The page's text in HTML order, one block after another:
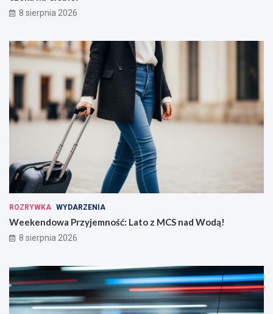
8 sierpnia 2026
ROZRYWKA WYDARZENIA
Weekendowa Przyjemność: Lato z MCS nad Wodą!
8 sierpnia 2026